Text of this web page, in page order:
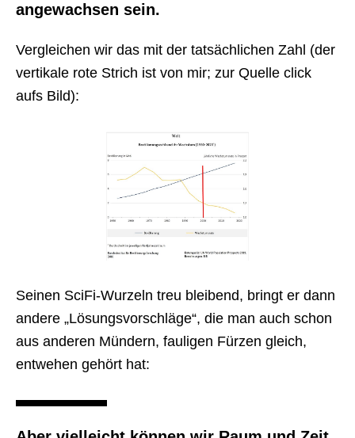
angewachsen sein.
Vergleichen wir das mit der tatsächlichen Zahl (der
vertikale rote Strich ist von mir; zur Quelle click
aufs Bild):
Seinen SciFi-Wurzeln treu bleibend, bringt er dann
andere „Lösungsvorschläge“, die man auch schon
aus anderen Mündern, fauligen Fürzen gleich,
entwehen gehört hat: